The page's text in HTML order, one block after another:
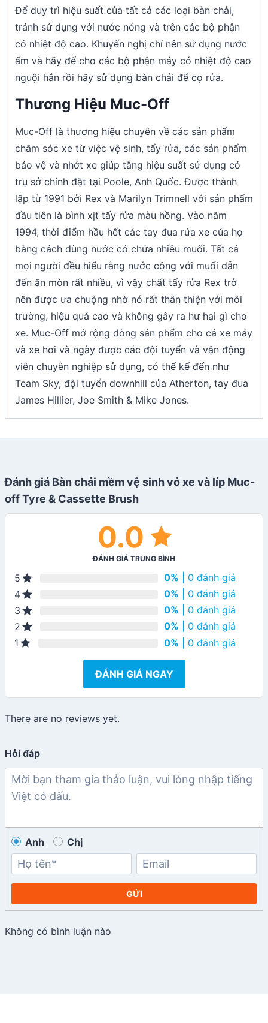
Để duy trì hiệu suất của tất cả các loại bàn chải,
tránh sử dụng với nước nóng và trên các bộ phận
có nhiệt độ cao. Khuyến nghị chỉ nên sử dụng nước
ấm và hãy để cho các bộ phận máy có nhiệt độ cao
nguội hẳn rồi hãy sử dụng bàn chải để cọ rửa.
Thương Hiệu Muc-Off
Muc-Off là thương hiệu chuyên về các sản phẩm
chăm sóc xe từ việc vệ sinh, tẩy rửa, các sản phẩm
bảo vệ và nhớt xe giúp tăng hiệu suất sử dụng có
trụ sở chính đặt tại Poole, Anh Quốc. Được thành
lập từ 1991 bởi Rex và Marilyn Trimnell với sản phẩm
đầu tiên là bình xịt tấy rửa màu hồng. Vào năm
1994, thời điểm hầu hết các tay đua rửa xe của họ
bằng cách dùng nước có chứa nhiều muối. Tất cả
mọi người đều hiểu rằng nước cộng với muối dẫn
đến ăn mòn rất nhiều, vì vậy chất tẩy rửa Rex trở
nên được ưa chuộng nhờ nó rất thân thiện với môi
trường, hiệu quả cao và không gây ra hư hại gì cho
xe. Muc-Off mở rộng dòng sản phẩm cho cả xe máy
và xe hơi và ngày được các đội tuyển và vận động
viên chuyên nghiệp sử dụng, có thể kể đến như
Team Sky, đội tuyển downhill của Atherton, tay đua
James Hillier, Joe Smith & Mike Jones.
Đánh giá Bàn chải mềm vệ sinh vỏ xe và líp Muc-
off Tyre & Cassette Brush
0.0
ĐÁNH GIÁ TRUNG BÌNH
5 0% | 0 đánh giá
4
0% | 0 đánh giá
3
0% | 0 đánh giá
2
0% | 0 đánh giá
1
0% | 0 đánh giá
ĐÁNH GIÁ NGAY
There are no reviews yet.
Hỏi đáp
Anh Chị
GỬI
Không có bình luận nào